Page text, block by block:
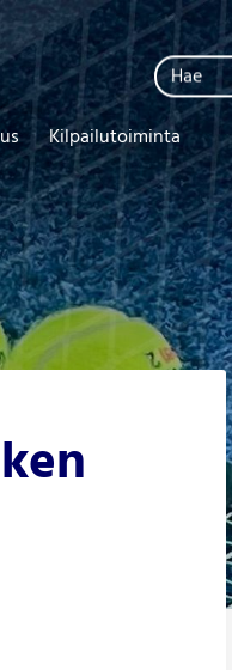
Kilpailutoiminta